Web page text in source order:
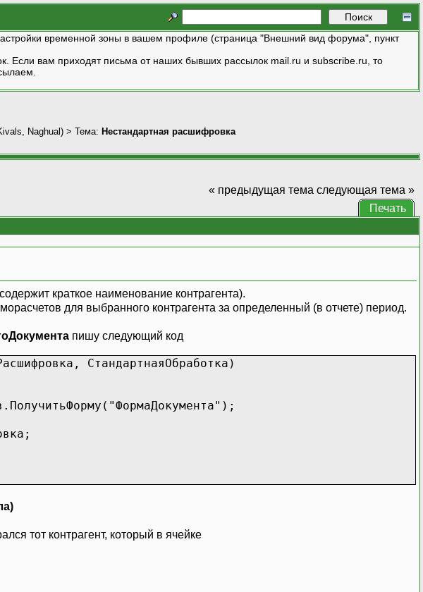
временной зоны в вашем профиле (страница "Внешний вид форума", пункт
Если вам приходят письма от наших бывших рассылок mail.ru и subscribe.ru, то
Naghual) > Тема: Нестандартная расшифровка
« предыдущая тема следующая тема »
Печать
краткое наименование контрагента).
для выбранного контрагента за определенный (в отчете) период.
пишу следующий код
СтандартнаяОбработка)
тот контрагент, который в ячейке